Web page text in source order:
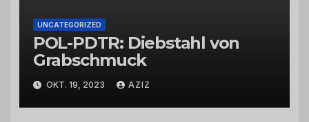
UNCATEGORIZED
POL-PDTR: Diebstahl von
Grabschmuck
OKT. 19, 2023 AZIZ